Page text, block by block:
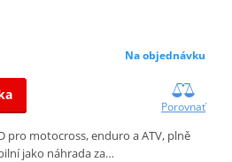
Na objednávku
Porovnať
pro motocross, enduro a ATV, plně
jako náhrada za…